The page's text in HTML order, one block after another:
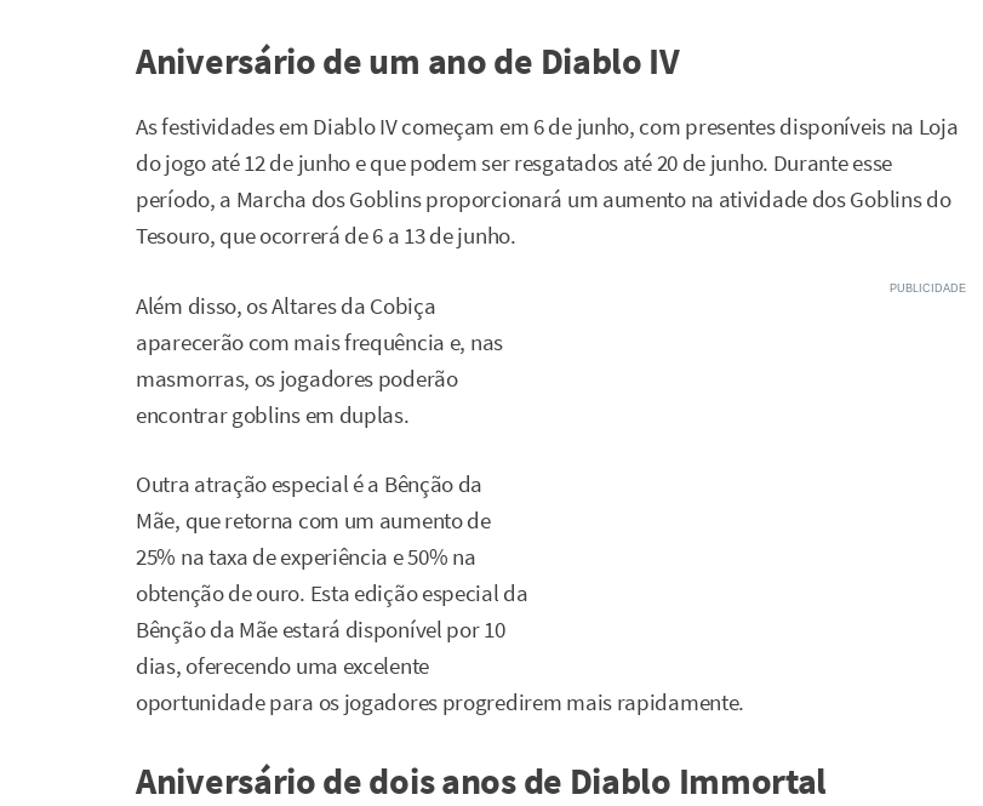
Aniversário de um ano de Diablo IV
As festividades em Diablo IV começam em 6 de junho, com presentes disponíveis na Loja
do jogo até 12 de junho e que podem ser resgatados até 20 de junho. Durante esse
período, a Marcha dos Goblins proporcionará um aumento na atividade dos Goblins do
Tesouro, que ocorrerá de 6 a 13 de junho.
Além disso, os Altares da Cobiça
aparecerão com mais frequência e, nas
masmorras, os jogadores poderão
encontrar goblins em duplas.
Outra atração especial é a Bênção da
Mãe, que retorna com um aumento de
25% na taxa de experiência e 50% na
obtenção de ouro. Esta edição especial da
Bênção da Mãe estará disponível por 10
dias, oferecendo uma excelente
oportunidade para os jogadores progredirem mais rapidamente.
Aniversário de dois anos de Diablo Immortal